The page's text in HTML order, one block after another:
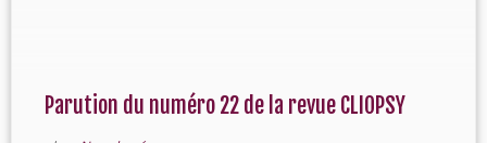
Parution du numéro 22 de la revue CLIOPSY